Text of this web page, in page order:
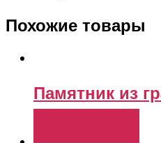
Похожие товары
Памятник из